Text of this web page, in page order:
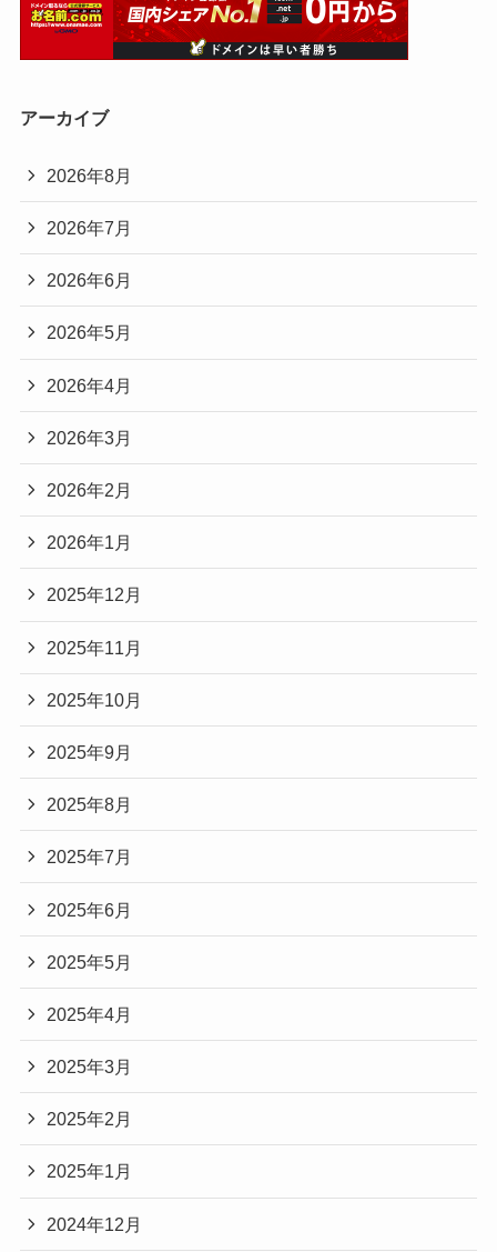
アーカイブ
2026年8月
2026年7月
2026年6月
2026年5月
2026年4月
2026年3月
2026年2月
2026年1月
2025年12月
2025年11月
2025年10月
2025年9月
2025年8月
2025年7月
2025年6月
2025年5月
2025年4月
2025年3月
2025年2月
2025年1月
2024年12月